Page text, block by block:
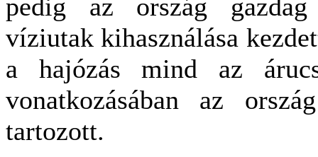
pedig az ország gazdag
víziutak kihasználása
a hajózás mind az
vonatkozásában az
tartozott.